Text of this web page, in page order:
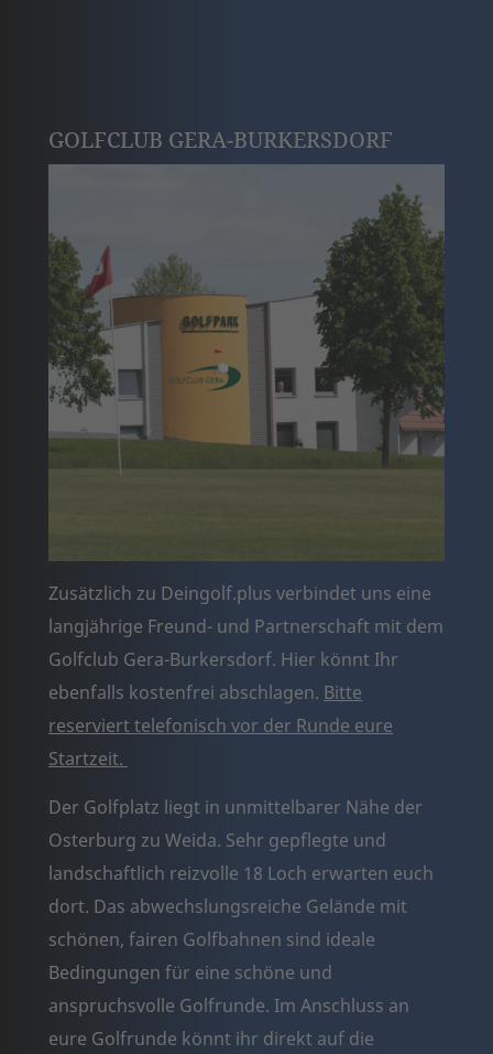
GOLFCLUB GERA-BURKERSDORF
Zusätzlich zu Deingolf.plus verbindet uns eine
langjährige Freund- und Partnerschaft mit dem
Golfclub Gera-Burkersdorf. Hier könnt Ihr
ebenfalls kostenfrei abschlagen. Bitte
reserviert telefonisch vor der Runde eure
Startzeit.
Der Golfplatz liegt in unmittelbarer Nähe der
Osterburg zu Weida. Sehr gepflegte und
landschaftlich reizvolle 18 Loch erwarten euch
dort. Das abwechslungsreiche Gelände mit
schönen, fairen Golfbahnen sind ideale
Bedingungen für eine schöne und
anspruchsvolle Golfrunde. Im Anschluss an
eure Golfrunde könnt ihr direkt auf die